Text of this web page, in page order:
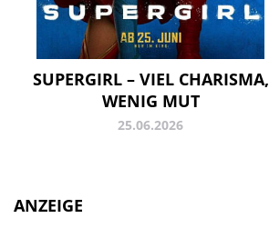
SUPERGIRL – VIEL CHARISMA,
WENIG MUT
25.06.2026
ANZEIGE